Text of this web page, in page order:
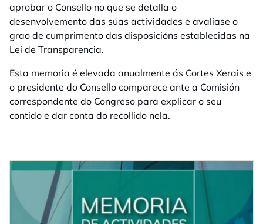
aprobar o Consello no que se detalla o
desenvolvemento das súas actividades e avalíase o
grao de cumprimento das disposicións establecidas na
Lei de Transparencia.
Esta memoria é elevada anualmente ás Cortes Xerais e
o presidente do Consello comparece ante a Comisión
correspondente do Congreso para explicar o seu
contido e dar conta do recollido nela.